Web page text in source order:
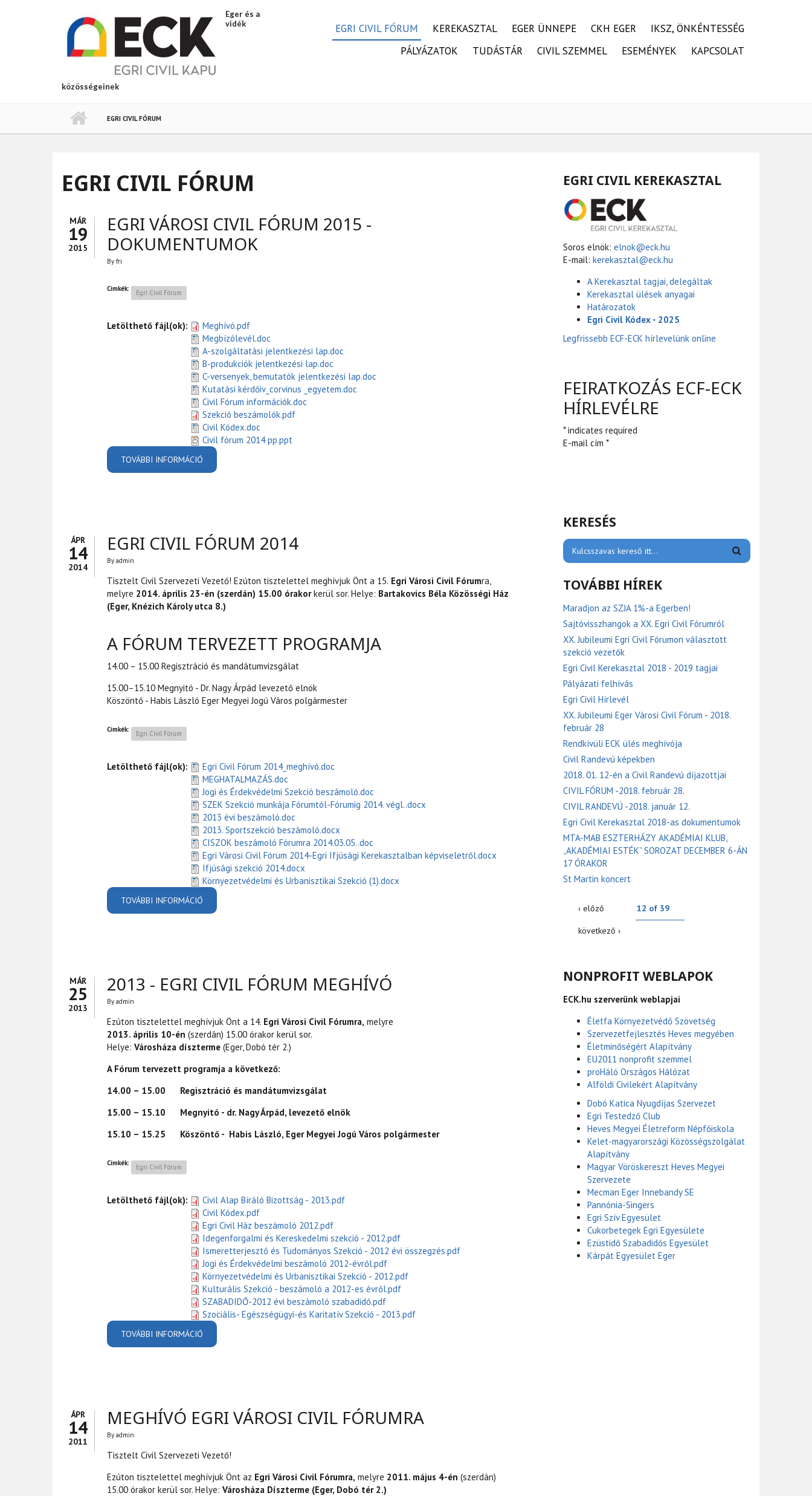
Eger és a
vidék
közösségeinek
FŐMENÜ
EGRI CIVIL FÓRUM KEREKASZTAL EGER ÜNNEPE CKH EGER
IKSZ, ÖNKÉNTESSÉG
PÁLYÁZATOK
TUDÁSTÁR CIVIL SZEMMEL ESEMÉNYEK KAPCSOLAT
EGRI CIVIL FÓRUM
EGRI CIVIL FÓRUM
MÁR
19
2015
EGRI VÁROSI CIVIL FÓRUM 2015 -
DOKUMENTUMOK
By fri
Címkék: Egri Civil Fórum
Letölthető fájl(ok):
Meghívó.pdf
Megbízólevél.doc
A-szolgáltatási jelentkezési lap.doc
B-produkciók jelentkezési lap.doc
C-versenyek, bemutatók jelentkezési lap.doc
Kutatási kérdőiv_corvinus _egyetem.doc
Civil Fórum információk.doc
Szekció beszámolók.pdf
Civil Kódex.doc
Civil fórum 2014 pp.ppt
TOVÁBBI INFORMÁCIÓ
ÁPR
14
2014
EGRI CIVIL FÓRUM 2014
By admin
Tisztelt Civil Szervezeti Vezető! Ezúton tisztelettel meghívjuk Önt a 15. Egri Városi Civil Fórumra,
melyre 2014. április 23-én (szerdán) 15.00 órakorkerül sor. Helye: Bartakovics Béla Közösségi Ház
(Eger, Knézich Károly utca 8.)
A FÓRUM TERVEZETT PROGRAMJA
14.00 – 15.00 Regisztráció és mandátumvizsgálat
15.00–15.10 Megnyitó - Dr. Nagy Árpád levezető elnök
Köszöntő - Habis László Eger Megyei Jogú Város polgármester
Címkék: Egri Civil Fórum
Letölthető fájl(ok):
Egri Civil Fórum 2014_meghívó.doc
MEGHATALMAZÁS.doc
Jogi és Érdekvédelmi Szekció beszámoló.doc
SZEK Szekció munkája Fórumtól-Fórumig 2014. végl..docx
2013 évi beszámoló.doc
2013. Sportszekció beszámoló.docx
CISZOK beszámoló Fórumra 2014.03.05..doc
Egri Városi Civil Fórum 2014-Egri Ifjúsági Kerekasztalban képviseletről.docx
Ifjúsági szekció 2014.docx
Környezetvédelmi és Urbanisztikai Szekció (1).docx
TOVÁBBI INFORMÁCIÓ
MÁR
25
2013
2013 - EGRI CIVIL FÓRUM MEGHÍVÓ
By admin
Ezúton tisztelettel meghívjuk Önt a 14. Egri Városi Civil Fórumra, melyre
2013. április 10-én (szerdán) 15.00 órakor kerül sor.
Helye: Városháza díszterme (Eger, Dobó tér 2.)
A Fórum tervezett programja a következő:
14.00 – 15.00 Regisztráció és mandátumvizsgálat
15.00 – 15.10 Megnyitó - dr. Nagy Árpád, levezető elnök
15.10 – 15.25 Köszöntő - Habis László, Eger Megyei Jogú Város polgármester
Címkék: Egri Civil Fórum
Letölthető fájl(ok):
Civil Alap Bíráló Bizottság - 2013.pdf
Civil Kódex.pdf
Egri Civil Ház beszámoló 2012.pdf
Idegenforgalmi és Kereskedelmi szekció - 2012.pdf
Ismeretterjesztő és Tudományos Szekció - 2012 évi összegzés.pdf
Jogi és Érdekvédelmi beszámoló 2012-évről.pdf
Környezetvédelmi és Urbanisztikai Szekció - 2012.pdf
Kulturális Szekció - beszámoló a 2012-es évről.pdf
SZABADIDŐ-2012 évi beszámoló szabadidő.pdf
Szociális- Egészségügyi-és Karitatív Szekció - 2013.pdf
TOVÁBBI INFORMÁCIÓ
ÁPR
14
2011
MEGHÍVÓ EGRI VÁROSI CIVIL FÓRUMRA
By admin
Tisztelt Civil Szervezeti Vezető!
Ezúton tisztelettel meghívjuk Önt az Egri Városi Civil Fórumra, melyre 2011. május 4-én (szerdán)
15.00 órakor kerül sor. Helye: Városháza Díszterme (Eger, Dobó tér 2.)
EGRI CIVIL KEREKASZTAL
Soros elnök: elnok@eck.hu
E-mail: kerekasztal@eck.hu
A Kerekasztal tagjai, delegáltak
Kerekasztal ülések anyagai
Határozatok
Egri Civil Kódex - 2025
Legfrissebb ECF-ECK hírlevelünk online
FEIRATKOZÁS ECF-ECK
HÍRLEVÉLRE
* indicates required
E-mail cím *
KERESÉS
TOVÁBBI HÍREK
Maradjon az SZJA 1%-a Egerben!
Sajtóvisszhangok a XX. Egri Civil Fórumról
XX. Jubileumi Egri Civil Fórumon választott
szekció vezetők
Egri Civil Kerekasztal 2018 - 2019 tagjai
Pályázati felhívás
Egri Civil Hírlevél
XX. Jubileumi Eger Városi Civil Fórum - 2018.
február 28
Rendkívüli ECK ülés meghívója
Civil Randevú képekben
2018. 01. 12-én a Civil Randevú díjazottjai
CIVIL FÓRUM -2018. február 28.
CIVIL RANDEVÚ -2018. január 12.
Egri Civil Kerekasztal 2018-as dokumentumok
MTA-MAB ESZTERHÁZY AKADÉMIAI KLUB,
„AKADÉMIAI ESTÉK” SOROZAT DECEMBER 6-ÁN
17 ÓRAKOR
St Martin koncert
‹ előző 12 of 39
következő ›
NONPROFIT WEBLAPOK
ECK.hu szerverünk weblapjai
Életfa Környezetvédő Szövetség
Szervezetfejlesztés Heves megyében
Életminőségért Alapítvány
EU2011 nonprofit szemmel
proHáló Országos Hálózat
Alföldi Civilekért Alapítvány
Dobó Katica Nyugdíjas Szervezet
Egri Testedző Club
Heves Megyei Életreform Népfőiskola
Kelet-magyarországi Közösségszolgálat
Alapítvány
Magyar Vöröskereszt Heves Megyei
Szervezete
Mecman Eger Innebandy SE
Pannónia-Singers
Egri Szív Egyesület
Cukorbetegek Egri Egyesülete
Ezüstidő Szabadidős Egyesület
Kárpát Egyesület Eger